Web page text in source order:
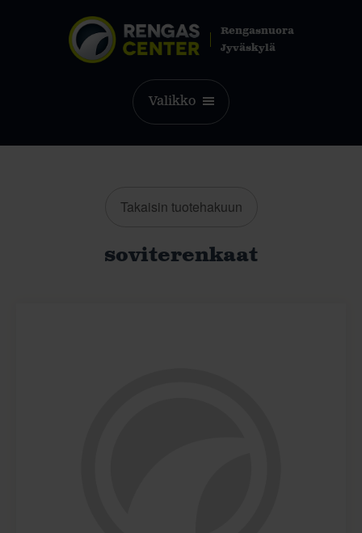
Rengasnuora
Jyväskylä
Valikko
Takaisin tuotehakuun
soviterenkaat